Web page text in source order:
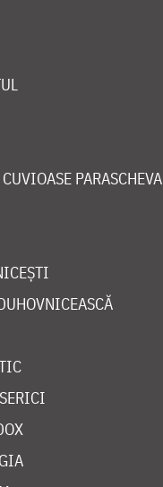
PARASCHEVA